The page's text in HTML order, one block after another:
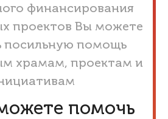
финансирования
проектов Вы можете
посильную помощь
храмам, проектам и
помочь